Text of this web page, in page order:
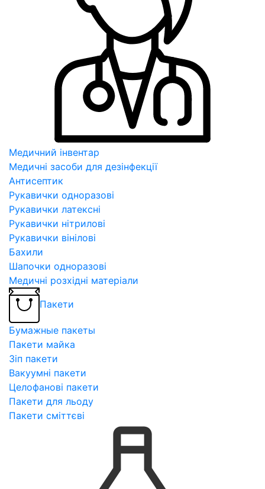
Медичний інвентар
Медичні засоби для дезінфекції
Антисептик
Рукавички одноразові
Рукавички латексні
Рукавички нітрилові
Рукавички вінілові
Бахили
Шапочки одноразові
Медичні розхідні матеріали
Пакети
Бумажные пакеты
Пакети майка
Зіп пакети
Вакуумні пакети
Целофанові пакети
Пакети для льоду
Пакети сміттєві